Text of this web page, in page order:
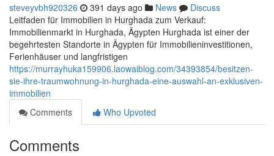
steveyvbh920326 391 days ago News
Discuss
Leitfaden für Immobilien in Hurghada zum Verkauf:
Immobilienmarkt in Hurghada, Ägypten Hurghada ist einer der
begehrtesten Standorte in Ägypten für Immobilieninvestitionen,
Ferienhäuser und langfristigen
https://murrayhuka159906.laowaiblog.com/34393854/besitzen-
sie-ihre-traumwohnung-in-hurghada-eine-auswahl-an-exklusiven-
immobilien
Comments
Who Upvoted
Comments